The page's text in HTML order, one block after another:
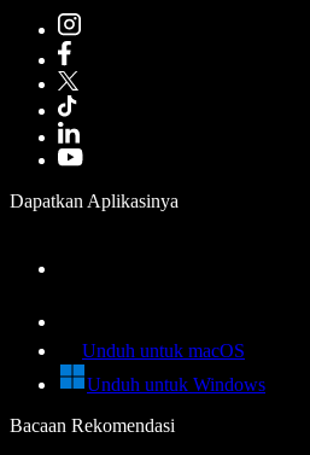
Dapatkan Aplikasinya
Unduh untuk macOS
Unduh untuk Windows
Bacaan Rekomendasi